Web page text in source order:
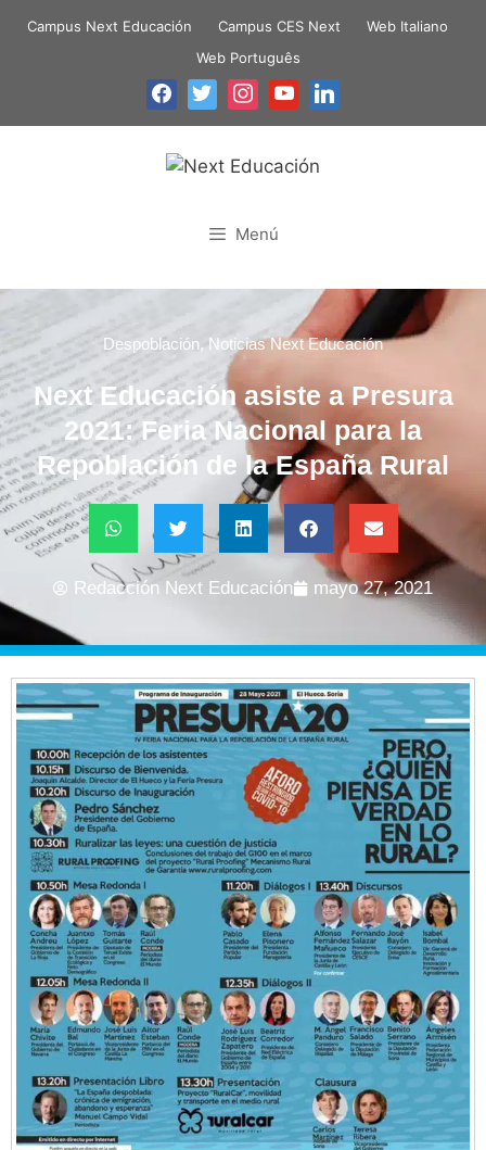
Campus Next Educación Campus CES Next
Web Italiano
Web Português
Menú
Despoblación, Noticias Next Educación
Next Educación asiste a Presura
2021: Feria Nacional para la
Repoblación de la España Rural
Redacción Next Educación mayo 27, 2021